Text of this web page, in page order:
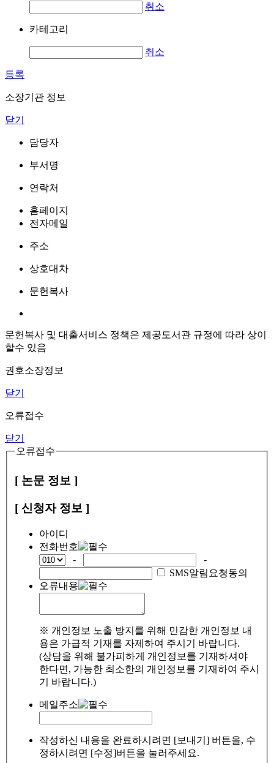
취소
카테고리
취소
등록
소장기관 정보
닫기
담당자
부서명
연락처
홈페이지
전자메일
주소
상호대차
문헌복사
문헌복사 및 대출서비스 정책은 제공도서관 규정에 따라 상이
할수 있음
권호소장정보
닫기
오류접수
닫기
오류접수
[ 논문 정보 ]
[ 신청자 정보 ]
아이디
전화번호
-
-
SMS알림요청동의
오류내용
※ 개인정보 노출 방지를 위해 민감한 개인정보 내
용은 가급적 기재를 자제하여 주시기 바랍니다.
(상담을 위해 불가피하게 개인정보를 기재하셔야
한다면, 가능한 최소한의 개인정보를 기재하여 주시
기 바랍니다.)
메일주소
작성하신 내용을 완료하시려면 [보내기] 버튼을, 수
정하시려면 [수정]버튼을 눌러주세요.